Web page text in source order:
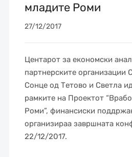
младите Роми
27/12/2017
Центарот за економски
партнерските организации
Сонце од Тетово и Светла
рамките на Проектот
Роми”, финансиски
организираа завршната
22/12/2017.